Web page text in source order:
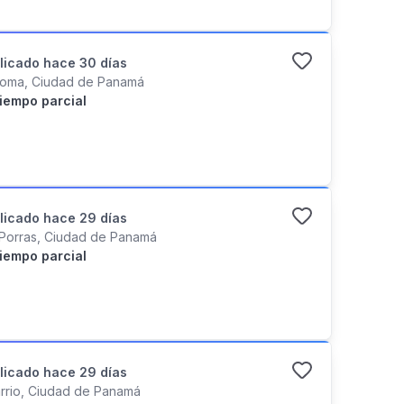
hace 30 días
Ciudad de Panamá
parcial
hace 29 días
Ciudad de Panamá
parcial
hace 29 días
Ciudad de Panamá